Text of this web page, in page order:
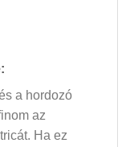
a hordozó
az
Ha ez